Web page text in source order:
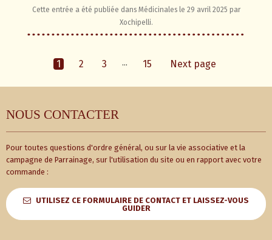
Cette entrée a été publiée dans Médicinalesle 29 avril 2025 par
Xochipelli.
1 2 3 … 15 Next page
NOUS CONTACTER
Pour toutes questions d'ordre général, ou sur la vie associative et la
campagne de Parrainage, sur l'utilisation du site ou en rapport avec votre
commande :
UTILISEZ CE FORMULAIRE DE CONTACT ET LAISSEZ-VOUS
GUIDER